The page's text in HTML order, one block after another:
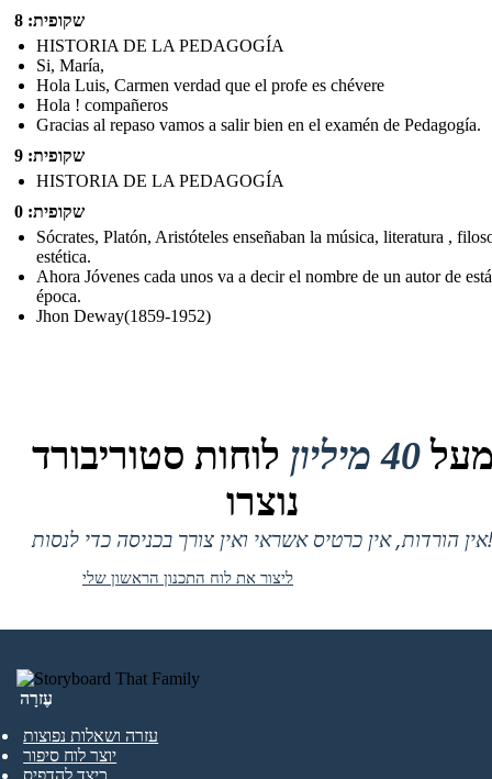
שקופית: 8
HISTORIA DE LA PEDAGOGÍA
Si, María,
Hola Luis, Carmen verdad que el profe es chévere
Hola ! compañeros
Gracias al repaso vamos a salir bien en el examén de Pedagogía.
שקופית: 9
HISTORIA DE LA PEDAGOGÍA
שקופית: 0
Sócrates, Platón, Aristóteles enseñaban la música, literatura ,
estética.
Ahora Jóvenes cada unos va a decir el nombre de un autor de está
época.
Jhon Deway(1859-1952)
40 מיליון
לוחות סטוריבורד
נוצרו
אין הורדות, אין כרטיס אשראי ואין צורך בכניסה כדי לנסות!
ליצור את לוח התכנון הראשון שלי
עֶזרָה
עזרה ושאלות נפוצות
יוצר לוח סיפור
כיצד להדפיס